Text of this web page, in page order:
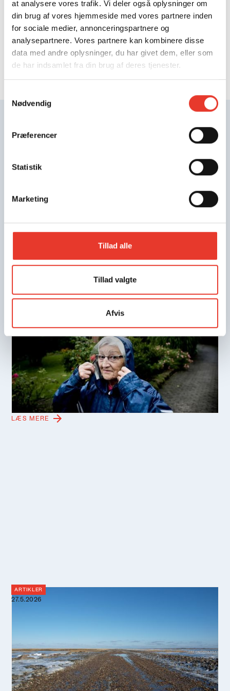
at analysere vores trafik. Vi deler også oplysninger om
din brug af vores hjemmeside med vores partnere inden
for sociale medier, annonceringspartnere og
analysepartnere. Vores partnere kan kombinere disse
data med andre oplysninger, du har givet dem, eller som
de har indsamlet fra din brug af deres tjenester.
Nødvendig
Præferencer
Statistik
Marketing
Tillad alle
Tillad valgte
Afvis
Det Unge Akademi.
FLERE INDLÆG
PRESSE
Sådan beskytter parcelhusejernes
klimaduks sig mod vand fra alle
verdenshjørner
Grundejere i det nordlige Aarhus mærker interesse for
deres måde at gardere sig imod vandets hærgen. Truslen
er markant, for skadesomkostningerne de næste 100 år
står til at løbe op i 5,3 mia. kr.
LÆS MERE
27.5.2026
ARTIKLER
planlægge en blå fremtid
Stormfloder, havvandstigninger og kystkærlighed. Vi er
som kystboere nødt til at finde nye veje til at leve
med og ved havet. Her kan litteraturforskningen